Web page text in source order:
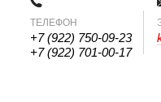
ТЕЛЕФОН
+7 (922) 750-09-23
+7 (922) 701-00-17